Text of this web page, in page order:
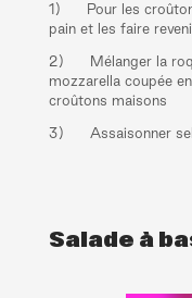
1) Pour les
pain et les faire
2) Mélanger la
mozzarella coupée
croûtons maisons
3) Assaisonner
Salade à